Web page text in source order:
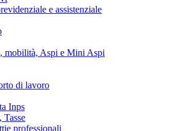
e assistenziale
mobilità, Aspi e Mini Aspi
di lavoro
Inps
Tasse
professionali